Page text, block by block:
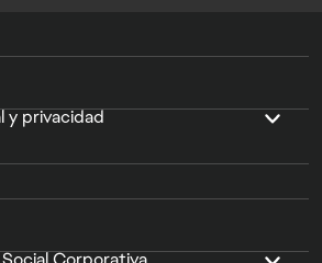
y privacidad